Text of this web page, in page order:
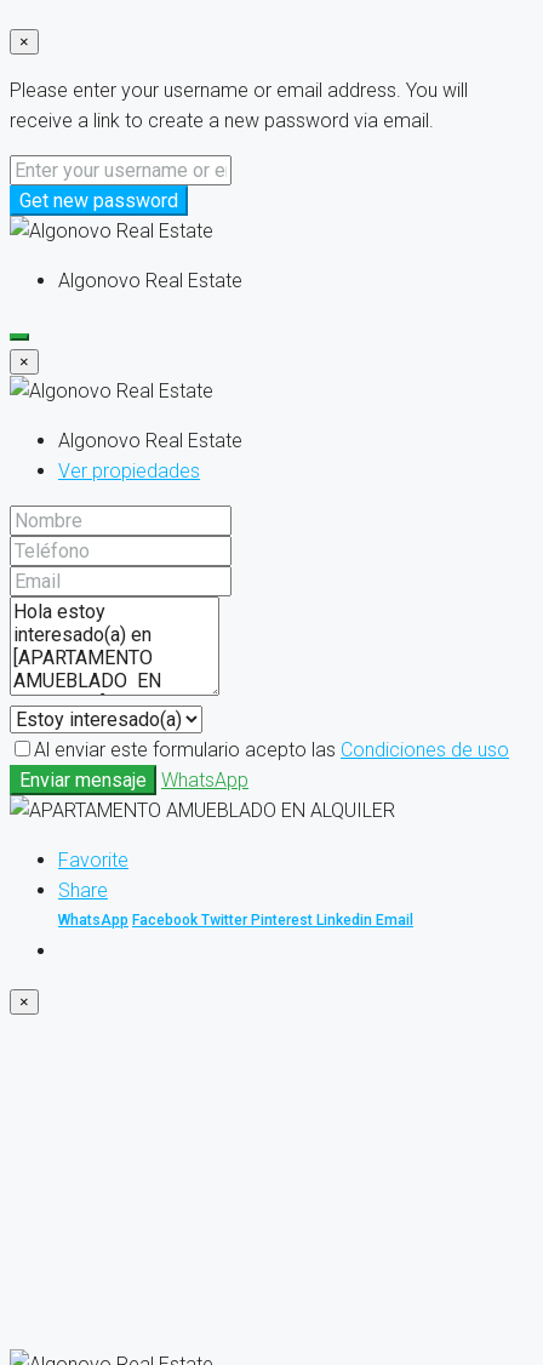
×
Please enter your username or email address. You will
receive a link to create a new password via email.
Get new password
Algonovo Real Estate
×
Algonovo Real Estate
Ver propiedades
Al enviar este formulario acepto las Condiciones de uso
Enviar mensaje
WhatsApp
Favorite
Share
WhatsApp Facebook Twitter Pinterest Linkedin Email
×